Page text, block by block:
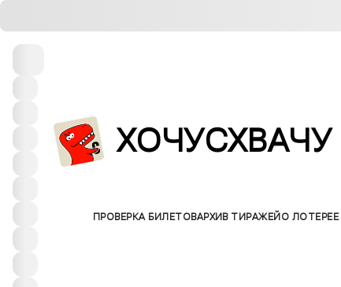
ХОЧУСХВАЧУ
ПРОВЕРКА БИЛЕТОВАРХИВ ТИРАЖЕЙ О ЛОТЕРЕЕ